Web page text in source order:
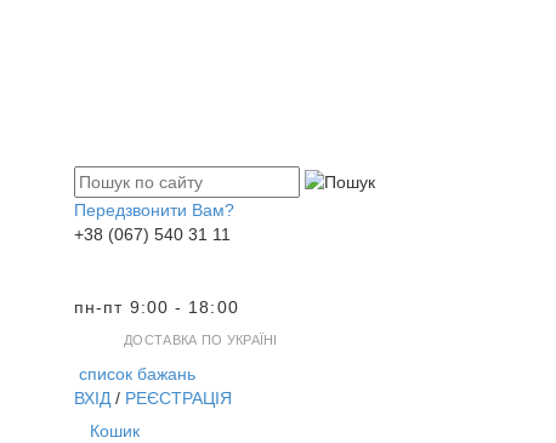
Передзвонити Вам?
+38 (067) 540 31 11
пн-пт 9:00 - 18:00
ДОСТАВКА ПО УКРАЇНІ
список бажань
ВХІД / РЕЄСТРАЦІЯ
Кошик